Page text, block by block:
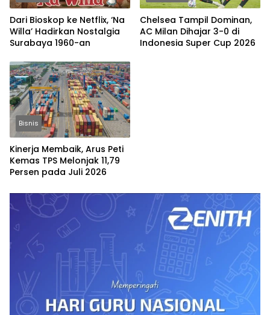
Dari Bioskop ke Netflix, ‘Na
Willa’ Hadirkan Nostalgia
Surabaya 1960-an
Chelsea Tampil Dominan,
AC Milan Dihajar 3-0 di
Indonesia Super Cup 2026
Bisnis
Kinerja Membaik, Arus Peti
Kemas TPS Melonjak 11,79
Persen pada Juli 2026